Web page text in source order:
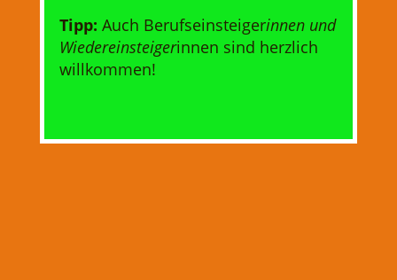
Tipp: Auch Berufseinsteigerinnen und
Wiedereinsteigerinnen sind herzlich
willkommen!